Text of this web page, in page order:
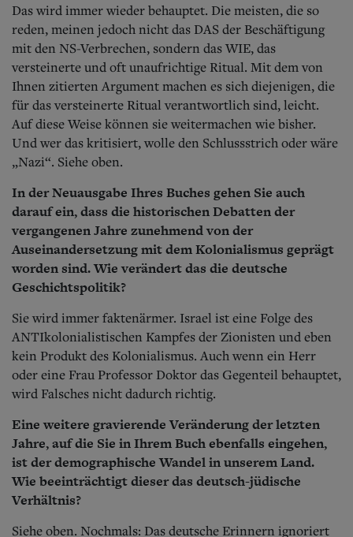
Das wird immer wieder behauptet. Die meisten, die so
reden, meinen jedoch nicht das DAS der Beschäftigung
mit den NS-Verbrechen, sondern das WIE, das
versteinerte und oft unaufrichtige Ritual. Mit dem von
Ihnen zitierten Argument machen es sich diejenigen, die
für das versteinerte Ritual verantwortlich sind, leicht.
Auf diese Weise können sie weitermachen wie bisher.
Und wer das kritisiert, wolle den Schlussstrich oder wäre
„Nazi“. Siehe oben.
In der Neuausgabe Ihres Buches gehen Sie auch
darauf ein, dass die historischen Debatten der
vergangenen Jahre zunehmend von der
Auseinandersetzung mit dem Kolonialismus geprägt
worden sind. Wie verändert das die deutsche
Geschichtspolitik?
Sie wird immer faktenärmer. Israel ist eine Folge des
ANTIkolonialistischen Kampfes der Zionisten und eben
kein Produkt des Kolonialismus. Auch wenn ein Herr
oder eine Frau Professor Doktor das Gegenteil behauptet,
wird Falsches nicht dadurch richtig.
Eine weitere gravierende Veränderung der letzten
Jahre, auf die Sie in Ihrem Buch ebenfalls eingehen,
ist der demographische Wandel in unserem Land.
Wie beeinträchtigt dieser das deutsch-jüdische
Verhältnis?
Siehe oben. Nochmals: Das deutsche Erinnern ignoriert